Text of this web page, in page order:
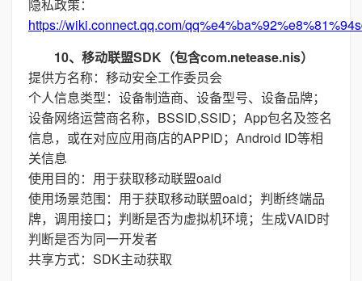
隐私政策：
https://wiki.connect.qq.com/
10、移动联盟SDK（包含com.netease.nis）
提供方名称：移动安全工作委员会
个人信息类型：设备制造商、设备型号、设备品牌；
设备网络运营商名称，BSSID,SSID；App包名及签名
信息，或在对应应用商店的APPID；Android ID等相
关信息
使用目的：用于获取移动联盟oaid
使用场景范围：用于获取移动联盟oaid；判断终端品
牌，调用接口；判断是否为虚拟机环境；生成VAID时
判断是否为同一开发者
共享方式：SDK主动获取